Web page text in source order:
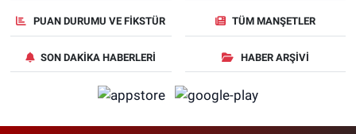
PUAN DURUMU VE FIKSTÜR TÜM MANŞETLER
SON DAKIKA HABERLERI HABER ARŞIVI